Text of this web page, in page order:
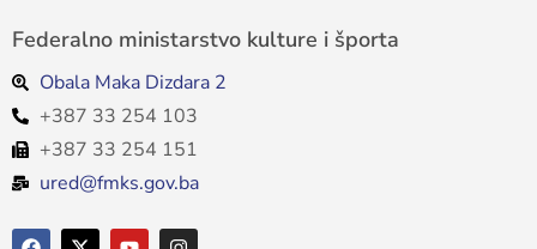
Federalno ministarstvo kulture i športa
Obala Maka Dizdara 2
+387 33 254 103
+387 33 254 151
ured@fmks.gov.ba